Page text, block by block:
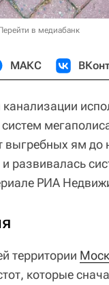
в медиабанк
МАКС
выгребных ям до
развивалась
РИА
территории
которые